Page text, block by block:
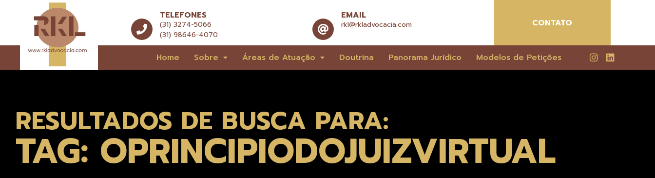
TELEFONES
(31) 3274-5066
(31) 98646-4070
EMAIL
rkl@rkladvocacia.com CONTATO
Home Sobre Áreas de Atuação Doutrina Panorama Jurídico Modelos de Petições
RESULTADOS DE BUSCA PARA:
TAG: OPRINCIPIODOJUIZVIRTUAL